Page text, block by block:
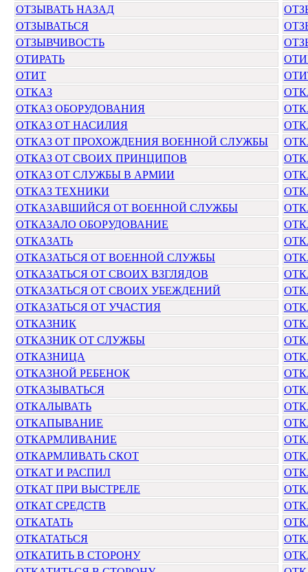
ОТЗЫВАТЬ НАЗАД
ОТЗЫВАТЬСЯ
ОТЗЫВЧИВОСТЬ
ОТИРАТЬ
ОТИТ
ОТКАЗ
ОТКАЗ ОБОРУДОВАНИЯ
ОТКАЗ ОТ НАСИЛИЯ
ОТКАЗ ОТ ПРОХОЖДЕНИЯ ВОЕННОЙ СЛУЖБЫ
ОТКАЗ ОТ СВОИХ ПРИНЦИПОВ
ОТКАЗ ОТ СЛУЖБЫ В АРМИИ
ОТКАЗ ТЕХНИКИ
ОТКАЗАВШИЙСЯ ОТ ВОЕННОЙ СЛУЖБЫ
ОТКАЗАЛО ОБОРУДОВАНИЕ
ОТКАЗАТЬ
ОТКАЗАТЬСЯ ОТ ВОЕННОЙ СЛУЖБЫ
ОТКАЗАТЬСЯ ОТ СВОИХ ВЗГЛЯДОВ
ОТКАЗАТЬСЯ ОТ СВОИХ УБЕЖДЕНИЙ
ОТКАЗАТЬСЯ ОТ УЧАСТИЯ
ОТКАЗНИК
ОТКАЗНИК ОТ СЛУЖБЫ
ОТКАЗНИЦА
ОТКАЗНОЙ РЕБЕНОК
ОТКАЗЫВАТЬСЯ
ОТКАЛЫВАТЬ
ОТКАПЫВАНИЕ
ОТКАРМЛИВАНИЕ
ОТКАРМЛИВАТЬ СКОТ
ОТКАТ И РАСПИЛ
ОТКАТ ПРИ ВЫСТРЕЛЕ
ОТКАТ СРЕДСТВ
ОТКАТАТЬ
ОТКАТАТЬСЯ
ОТКАТИТЬ В СТОРОНУ